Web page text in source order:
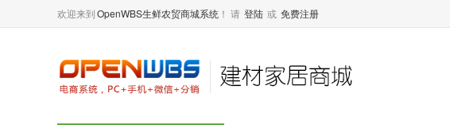
欢迎来到OpenWBS生鲜农贸商城系统 ！ 请 登陆 或 免费注册